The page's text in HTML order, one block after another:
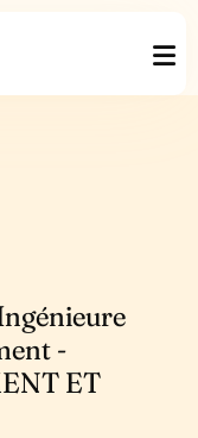
-
ET